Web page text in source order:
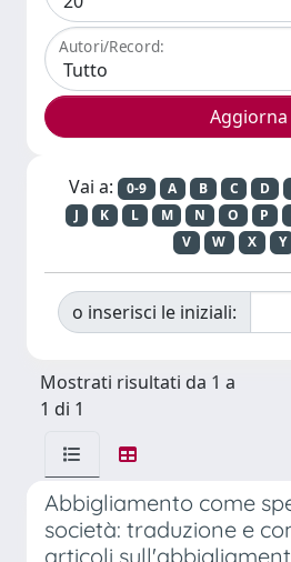
Autori/Record:
Vai a: 0-9 A B C D
J
K L M N O P
V
W X Y
o inserisci le iniziali:
Mostrati risultati da 1 a
1 di 1
Abbigliamento come
società: traduzione e
articoli